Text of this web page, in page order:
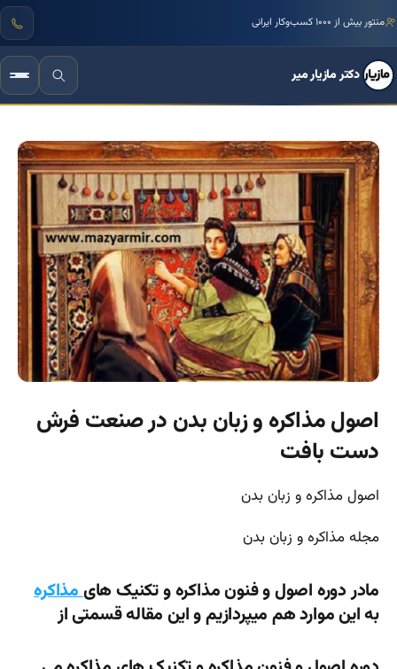
منتور بیش از ۱۰۰۰ کسب‌وکار ایرانی
دکتر مازیار میر
اصول مذاکره و زبان بدن در صنعت فرش
دست بافت
اصول مذاکره و زبان بدن
مجله مذاکره و زبان بدن
مادر دوره اصول و فنون مذاکره و تکنیک هایمذاکره
به این موارد هم میپردازیم و این مقاله قسمتی از